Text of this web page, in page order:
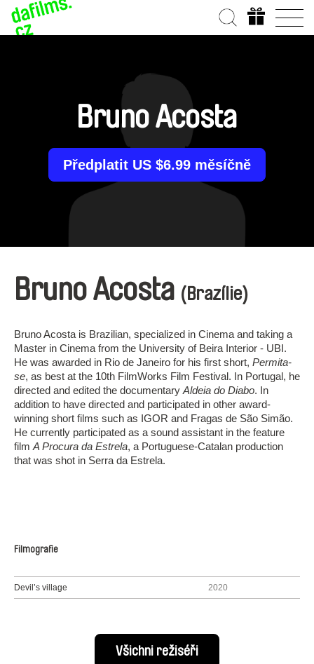
Bruno Acosta
Předplatit US $6.99 měsíčně
Bruno Acosta (Brazílie)
Bruno Acosta is Brazilian, specialized in Cinema and taking a
Master in Cinema from the University of Beira Interior - UBI.
He was awarded in Rio de Janeiro for his first short, Permita-
se, as best at the 10th FilmWorks Film Festival. In Portugal, he
directed and edited the documentary Aldeia do Diabo. In
addition to have directed and participated in other award-
winning short films such as IGOR and Fragas de São Simão.
He currently participated as a sound assistant in the feature
film A Procura da Estrela, a Portuguese-Catalan production
that was shot in Serra da Estrela.
Filmografie
Devil’s village 2020
Všichni režiséři